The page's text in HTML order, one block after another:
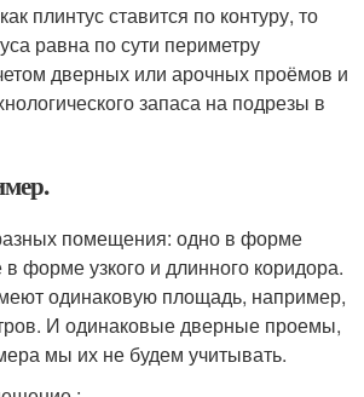
плинтус ставится по контуру, то
равна по сути периметру
дверных или арочных проёмов и
запаса на подрезы в
помещения: одно в форме
в форме узкого и длинного коридора.
одинаковую площадь, например,
И одинаковые дверные проемы,
мы их не будем учитывать.